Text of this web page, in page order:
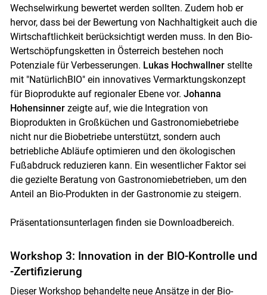
Wechselwirkung bewertet werden sollten. Zudem hob er
hervor, dass bei der Bewertung von Nachhaltigkeit auch die
Wirtschaftlichkeit berücksichtigt werden muss. In den Bio-
Wertschöpfungsketten in Österreich bestehen noch
Potenziale für Verbesserungen. Lukas Hochwallner stellte
mit "NatürlichBIO" ein innovatives Vermarktungskonzept
für Bioprodukte auf regionaler Ebene vor. Johanna
Hohensinnerzeigte auf, wie die Integration von
Bioprodukten in Großküchen und Gastronomiebetriebe
nicht nur die Biobetriebe unterstützt, sondern auch
betriebliche Abläufe optimieren und den ökologischen
Fußabdruck reduzieren kann. Ein wesentlicher Faktor sei
die gezielte Beratung von Gastronomiebetrieben, um den
Anteil an Bio-Produkten in der Gastronomie zu steigern.
Präsentationsunterlagen finden sie Downloadbereich.
Workshop 3: Innovation in der BIO-Kontrolle und
-Zertifizierung
Dieser Workshop behandelte neue Ansätze in der Bio-